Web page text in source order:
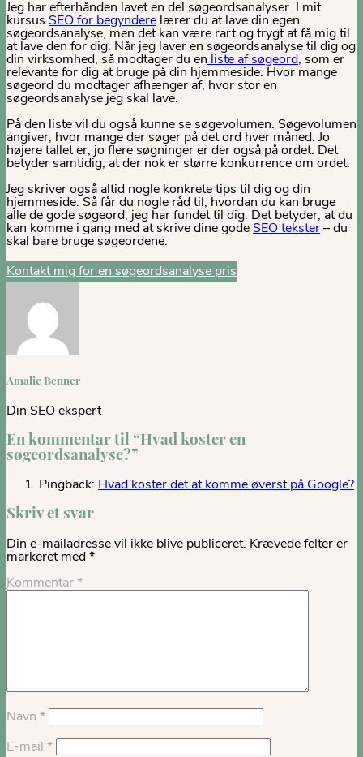
Jeg har efterhånden lavet en del søgeordsanalyser. I mit
kursus SEO for begyndere lærer du at lave din egen
søgeordsanalyse, men det kan være rart og trygt at få mig til
at lave den for dig. Når jeg laver en søgeordsanalyse til dig og
din virksomhed, så modtager du en liste af søgeord, som er
relevante for dig at bruge på din hjemmeside. Hvor mange
søgeord du modtager afhænger af, hvor stor en
søgeordsanalyse jeg skal lave.
På den liste vil du også kunne se søgevolumen. Søgevolumen
angiver, hvor mange der søger på det ord hver måned. Jo
højere tallet er, jo flere søgninger er der også på ordet. Det
betyder samtidig, at der nok er større konkurrence om ordet.
Jeg skriver også altid nogle konkrete tips til dig og din
hjemmeside. Så får du nogle råd til, hvordan du kan bruge
alle de gode søgeord, jeg har fundet til dig. Det betyder, at du
kan komme i gang med at skrive dine gode SEO tekster – du
skal bare bruge søgeordene.
Kontakt mig for en søgeordsanalyse pris
Amalie Benner
Din SEO ekspert
En kommentar til “Hvad koster en
søgeordsanalyse?”
Pingback: Hvad koster det at komme øverst på Google?
Skriv et svar
Din e-mailadresse vil ikke blive publiceret. Krævede felter er
markeret med *
Kommentar *
Navn *
E-mail *